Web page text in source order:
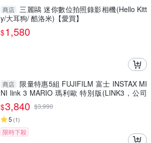
商店 三麗鷗 迷你數位拍照錄影相機(Hello Kitt
y/大耳狗/ 酷洛米)【愛買】
$1,580
商店 限量特惠5組 FUJIFILM 富士 INSTAX MI
NI link 3 MARIO 瑪利歐 特別版(LINK3，公司
貨)拍立得 手機印相機
$3,840 $3,990
5 (1)
限時下殺